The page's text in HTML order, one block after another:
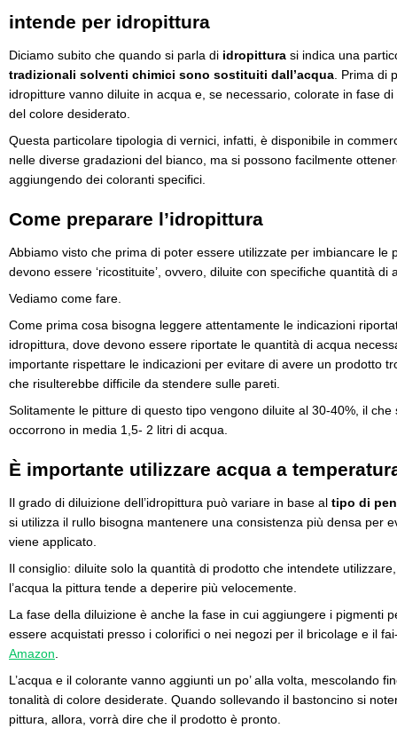
intende per idropittura
Diciamo subito che quando si parla di idropittura si indica una
tradizionali solventi chimici sono sostituiti dall’acqua . Prima di
idropitture vanno diluite in acqua e, se necessario, colorate in fase
del colore desiderato.
Questa particolare tipologia di vernici, infatti, è disponibile in
nelle diverse gradazioni del bianco, ma si possono facilmente
aggiungendo dei coloranti specifici.
Come preparare l’idropittura
Abbiamo visto che prima di poter essere utilizzate per imbiancare le
devono essere ‘ricostituite’, ovvero, diluite con specifiche quantità di
Vediamo come fare.
Come prima cosa bisogna leggere attentamente le indicazioni
idropittura, dove devono essere riportate le quantità di acqua
importante rispettare le indicazioni per evitare di avere un prodotto
che risulterebbe difficile da stendere sulle pareti.
Solitamente le pitture di questo tipo vengono diluite al 30-40%, il
occorrono in media 1,5- 2 litri di acqua.
È importante utilizzare acqua a
Il grado di diluizione dell’idropittura può variare in base al tipo di
si utilizza il rullo bisogna mantenere una consistenza più densa per
viene applicato.
Il consiglio: diluite solo la quantità di prodotto che intendete
l’acqua la pittura tende a deperire più velocemente.
La fase della diluizione è anche la fase in cui aggiungere i pigmenti
essere acquistati presso i colorifici o nei negozi per il bricolage e il
Amazon
L’acqua e il colorante vanno aggiunti un po’ alla volta, mescolando
tonalità di colore desiderate. Quando sollevando il bastoncino si
pittura, allora, vorrà dire che il prodotto è pronto.